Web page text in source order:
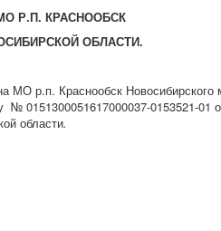
Р.П. КРАСНООБСК
ОБЛАСТИ.
Краснообск Новосибирского
№ 0151300051617000037-0153521-01
области.